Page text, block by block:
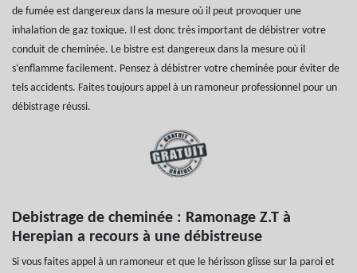
de fumée est dangereux dans la mesure où il peut provoquer une
inhalation de gaz toxique. Il est donc très important de débistrer votre
conduit de cheminée. Le bistre est dangereux dans la mesure où il
s‘enflamme facilement. Pensez à débistrer votre cheminée pour éviter de
tels accidents. Faites toujours appel à un ramoneur professionnel pour un
débistrage réussi.
Debistrage de cheminée : Ramonage Z.T à
Herepian a recours à une débistreuse
Si vous faites appel à un ramoneur et que le hérisson glisse sur la paroi et